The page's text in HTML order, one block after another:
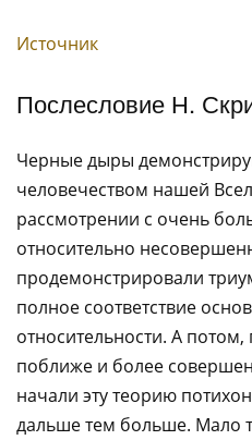
Источник
Послесловие Н.
Черные дыры
человечеством нашей
рассмотрении с очень
относительно
продемонстрировали
полное соответствие
относительности. А
поближе и более
начали эту теорию
дальше тем больше. Мало